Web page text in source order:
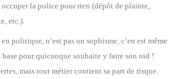
la police pour rien (dépôt de plainte,
etc.).
poli­tique, n’est pas un sophisme, c’en est même
pour qui­conque sou­haite y faire son nid !
mais tout métier contient sa part de risque.